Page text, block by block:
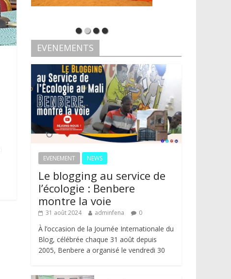
EVENEMENTS
EVENEMENT NEWS
Le blogging au service de
l’écologie : Benbere
montre la voie
31 août 2024 adminfena 0
À l’occasion de la Journée Internationale du
Blog, célébrée chaque 31 août depuis
2005, Benbere a organisé le vendredi 30